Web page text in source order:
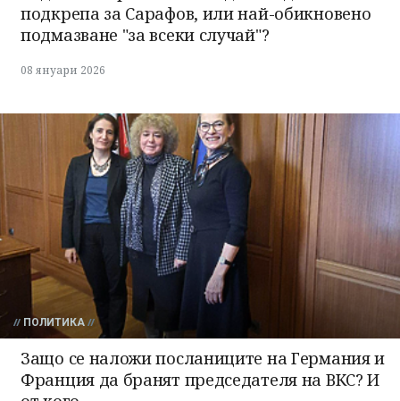
подкрепа за Сарафов, или най-обикновено
подмазване "за всеки случай"?
08 януари 2026
ПОЛИТИКА
Защо се наложи посланиците на Германия и
Франция да бранят председателя на ВКС? И